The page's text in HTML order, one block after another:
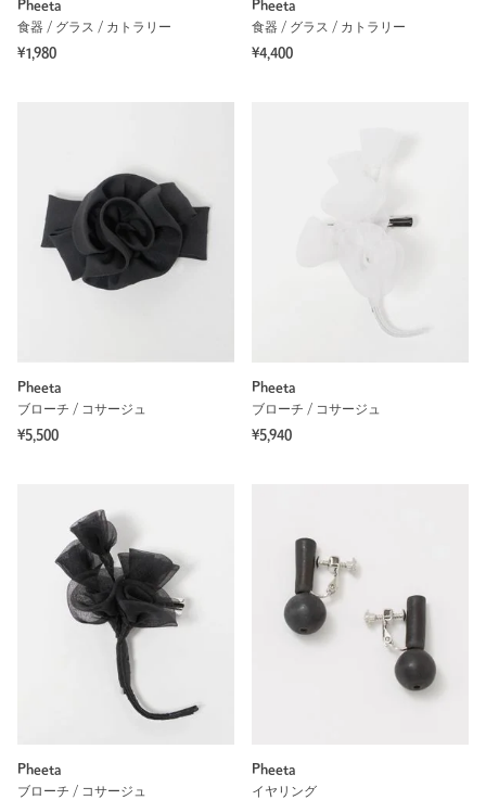
Pheeta
食器 / グラス / カトラリー
¥1,980
Pheeta
食器 / グラス / カトラリー
¥4,400
Pheeta
ブローチ / コサージュ
¥5,500
Pheeta
ブローチ / コサージュ
¥5,940
Pheeta
ブローチ / コサージュ
Pheeta
イヤリング